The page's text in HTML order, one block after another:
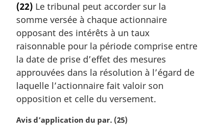
n
a
e
:
t
e
m
a
g
i
n
a
e
(22) Le tribunal peut accorder sur la
somme versée à chaque actionnaire
opposant des intérêts à un taux
raisonnable pour la période comprise entre
la date de prise d’effet des mesures
approuvées dans la résolution à l’égard de
laquelle l’actionnaire fait valoir son
opposition et celle du versement.
N
Avis d’application du par. (25)